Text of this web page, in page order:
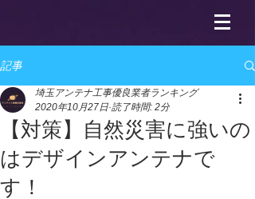
記事
【対策】自然災害に強いの
はデザインアンテナで
す！
埼玉アンテナ工事優良業者ランキング
2020年10月27日 読了時間: 2分